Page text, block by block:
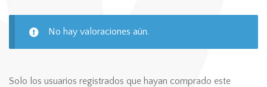
No hay valoraciones aún.
Solo los usuarios registrados que hayan comprado este